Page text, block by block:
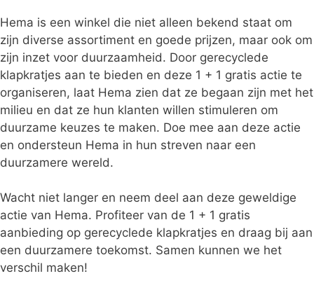
Hema is een winkel die niet alleen bekend staat om
zijn diverse assortiment en goede prijzen, maar ook om
zijn inzet voor duurzaamheid. Door gerecyclede
klapkratjes aan te bieden en deze 1 + 1 gratis actie te
organiseren, laat Hema zien dat ze begaan zijn met het
milieu en dat ze hun klanten willen stimuleren om
duurzame keuzes te maken. Doe mee aan deze actie
en ondersteun Hema in hun streven naar een
duurzamere wereld.
Wacht niet langer en neem deel aan deze geweldige
actie van Hema. Profiteer van de 1 + 1 gratis
aanbieding op gerecyclede klapkratjes en draag bij aan
een duurzamere toekomst. Samen kunnen we het
verschil maken!